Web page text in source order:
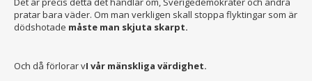
pratar bara väder. Om man verkligen skall stoppa flyktingar som är
dödshotade måste man skjuta skarpt.
Och då förlorar vI vår mänskliga värdighet.